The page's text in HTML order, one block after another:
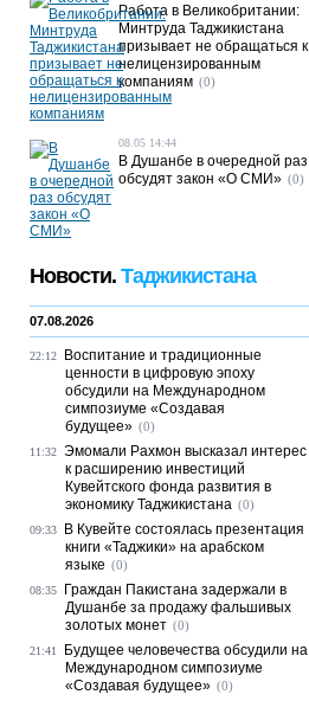
Работа в Великобритании:
Минтруда Таджикистана
призывает не обращаться к
нелицензированным
компаниям (0)
08.05 14:44
В Душанбе в очередной раз
обсудят закон «О СМИ» (0)
Новости. Таджикистана
07.08.2026
22:12
Воспитание и традиционные
ценности в цифровую эпоху
обсудили на Международном
симпозиуме «Создавая
будущее» (0)
11:32 Эмомали Рахмон высказал интерес
к расширению инвестиций
Кувейтского фонда развития в
экономику Таджикистана (0)
09:33
В Кувейте состоялась презентация
книги «Таджики» на арабском
языке (0)
08:35
Граждан Пакистана задержали в
Душанбе за продажу фальшивых
золотых монет (0)
21:41
Будущее человечества обсудили на
Международном симпозиуме
«Создавая будущее» (0)